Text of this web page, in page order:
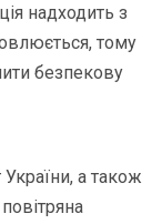
надходить з
тому
безпекову
а також